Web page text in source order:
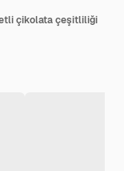
çikolata çeşitliliği